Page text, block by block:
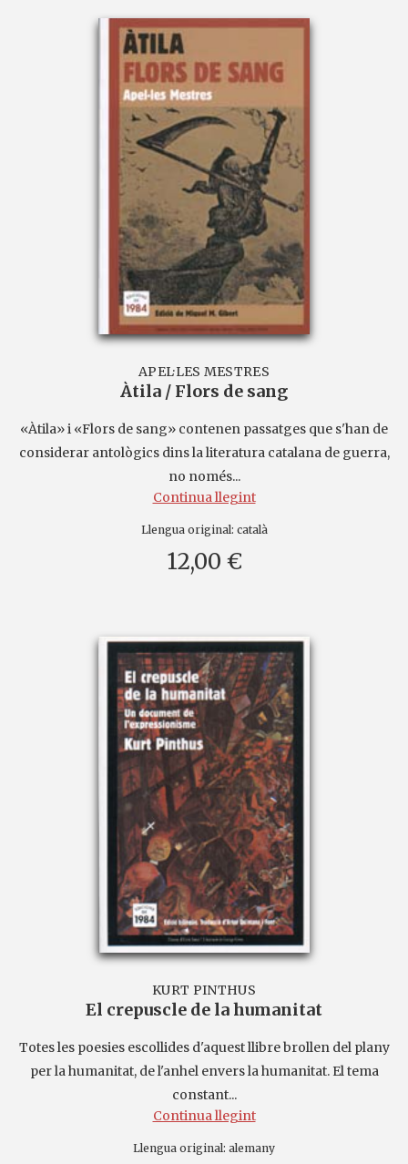
APEL·LES MESTRES
Àtila / Flors de sang
«Àtila» i «Flors de sang» contenen passatges que s'han de
considerar antològics dins la literatura catalana de guerra,
no només...
Continua llegint
Llengua original: català
12,00 €
KURT PINTHUS
El crepuscle de la humanitat
Totes les poesies escollides d'aquest llibre brollen del plany
per la humanitat, de l'anhel envers la humanitat. El tema
constant...
Continua llegint
Llengua original: alemany